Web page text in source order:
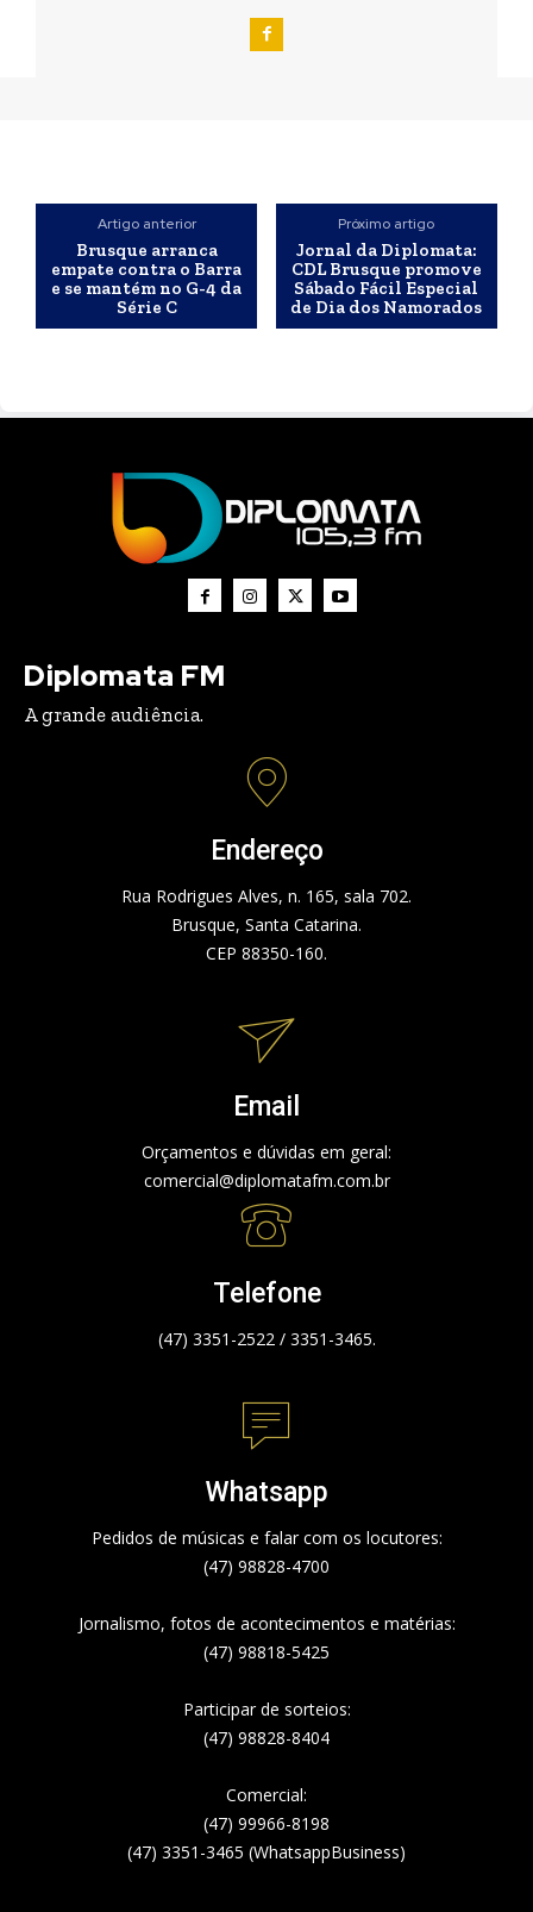
Artigo anterior
Brusque arranca
empate contra o Barra
e se mantém no G-4 da
Série C
Próximo artigo
Jornal da Diplomata:
CDL Brusque promove
Sábado Fácil Especial
de Dia dos Namorados
Diplomata FM
A grande audiência.
Endereço
Rua Rodrigues Alves, n. 165, sala 702.
Brusque, Santa Catarina.
CEP 88350-160.
Email
Orçamentos e dúvidas em geral:
comercial@diplomatafm.com.br
Telefone
(47) 3351-2522 / 3351-3465.
Whatsapp
Pedidos de músicas e falar com os locutores:
(47) 98828-4700
Jornalismo, fotos de acontecimentos e matérias:
(47) 98818-5425
Participar de sorteios:
(47) 98828-8404
Comercial:
(47) 99966-8198
(47) 3351-3465 (WhatsappBusiness)